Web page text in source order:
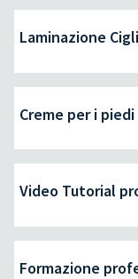
Laminazione
Creme per i piedi
Video Tutorial
Formazione